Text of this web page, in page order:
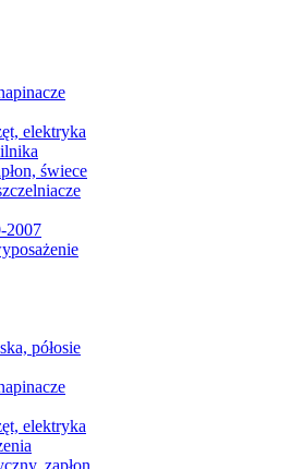
elektryka
świece
2007
półosie
elektryka
zapłon